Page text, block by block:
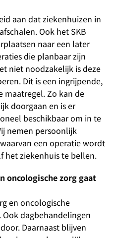
aan dat ziekenhuizen in
Ook het SKB
naar een later
die planbaar zijn
niet noodzakelijk is deze
Dit is een ingrijpende,
maatregel. Zo kan de
doorgaan en is er
beschikbaar om in te
nemen persoonlijk
een operatie wordt
het ziekenhuis te bellen.
oncologische zorg gaat
en oncologische
dagbehandelingen
Daarnaast blijven